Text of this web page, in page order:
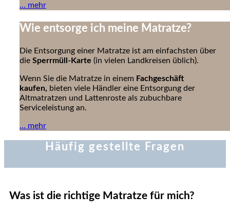
… mehr
Wie entsorge ich meine Matratze?
Die Entsorgung einer Matratze ist am einfachsten über
die Sperrmüll-Karte (in vielen Landkreisen üblich).
Wenn Sie die Matratze in einem Fachgeschäft
kaufen, bieten viele Händler eine Entsorgung der
Altmatratzen und Lattenroste als zubuchbare
Serviceleistung an.
… mehr
Häufig gestellte Fragen
Was ist die richtige Matratze für mich?